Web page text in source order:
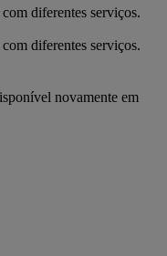
diferentes serviços.
diferentes serviços.
novamente em